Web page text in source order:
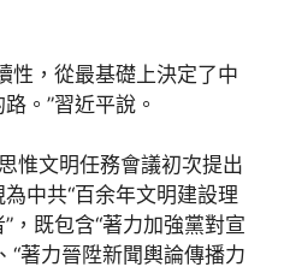
性，從最基礎上決定了中
。”習近平說。
惟文明任務會議初次提出
中共“百余年文明建設理
，既包含“著力加強黨對宣
“著力晉陞新聞輿論傳播力